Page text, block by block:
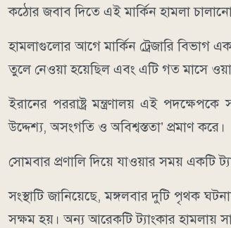
কঠোর জবাব দিতে এই মার্কিন হামলা
হামলাগুলোর আগে মার্কিন ট্রেজারি বিভাগ
তুলে নেওয়া হয়েছিল এবং এটি গত মাসে
ইরানের পররাষ্ট্র মন্ত্রণালয় এই
উদ্দেশ্য, অসংগতি ও অবিশ্বস্ততা’ প্রমাণ করে।
সোমবার প্রণালি দিয়ে যাওয়ার সময় একটি
সংস্থাটি জানিয়েছে, মঙ্গলবার দুটি পৃথক
সক্ষম হয়। অন্য আরেকটি ট্যাংকার হামলায়